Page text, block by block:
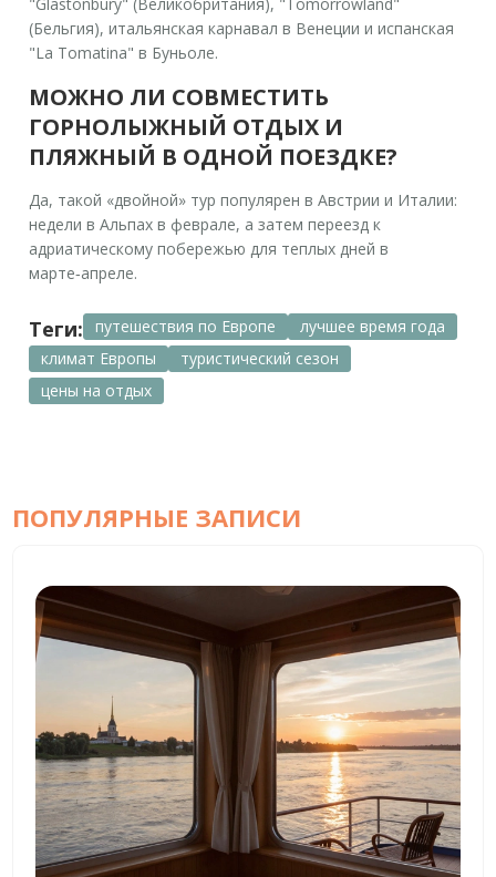
(Бельгия), итальянская карнавал в Венеции и испанская
"La Tomatina" в Буньоле.
МОЖНО ЛИ СОВМЕСТИТЬ
ГОРНОЛЫЖНЫЙ ОТДЫХ И
ПЛЯЖНЫЙ В ОДНОЙ ПОЕЗДКЕ?
Да, такой «двойной» тур популярен в Австрии и Италии:
недели в Альпах в феврале, а затем переезд к
адриатическому побережью для теплых дней в
марте‑апреле.
Теги: путешествия по Европе
лучшее время года
климат Европы
туристический сезон
цены на отдых
ПОПУЛЯРНЫЕ ЗАПИСИ